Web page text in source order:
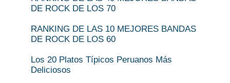
DE ROCK DE LOS 70
RANKING DE LAS 10 MEJORES BANDAS
DE ROCK DE LOS 60
Los 20 Platos Típicos Peruanos Más
Deliciosos